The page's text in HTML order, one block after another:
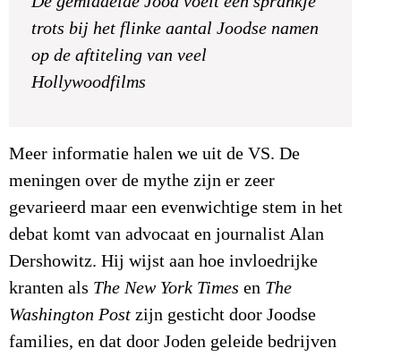
trots bij het flinke aantal Joodse namen
op de aftiteling van veel
Hollywoodfilms
Meer informatie halen we uit de VS. De
meningen over de mythe zijn er zeer
gevarieerd maar een evenwichtige stem in het
debat komt van advocaat en journalist Alan
Dershowitz. Hij wijst aan hoe invloedrijke
kranten als The New York Times en The
Washington Post zijn gesticht door Joodse
families, en dat door Joden geleide bedrijven